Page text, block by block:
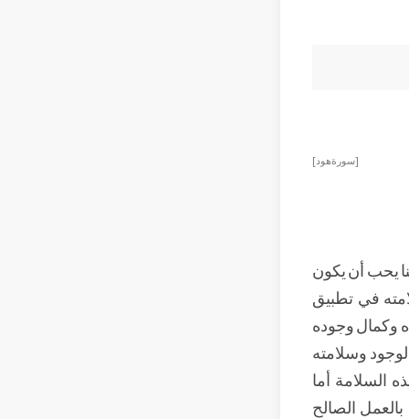
[سورةهود ]
يحب أن يكون
في تطبيق
وكمال وجوده
وسلامته
السلامة أما
الصالح